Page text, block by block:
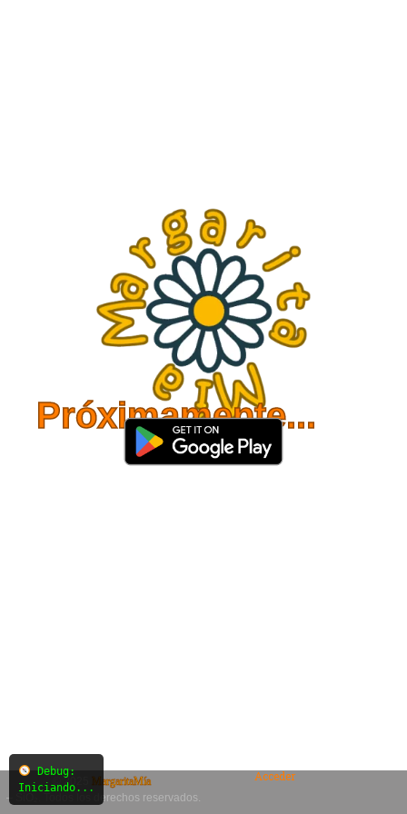
Próximamente...
© 2025
MargaritaMía
– SiO₂. Todos los derechos reservados.
Acceder
Debug:
Iniciando...